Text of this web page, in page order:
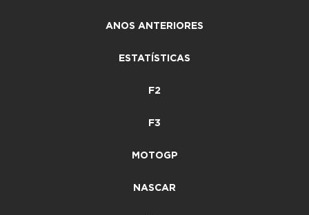
ANOS ANTERIORES
ESTATÍSTICAS
F2
F3
MOTOGP
NASCAR